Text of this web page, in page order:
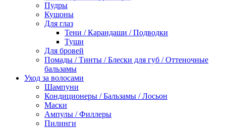
Пудры
Кушоны
Для глаз
Тени / Карандаши / Подводки
Туши
Для бровей
Помады / Тинты / Блески для губ / Оттеночные
бальзамы
Уход за волосами
Шампуни
Кондиционеры / Бальзамы / Лосьон
Маски
Ампулы / Филлеры
Пилинги